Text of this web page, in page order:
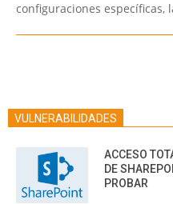
configuraciones específicas,
VULNERABILIDADES
ACCESO
DE
PROBAR